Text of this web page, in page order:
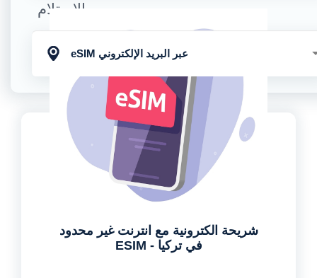
الاستلام
eSIM عبر البريد الإلكتروني
شريحة الكترونية مع انترنت غير محدود
في تركيا - ESIM